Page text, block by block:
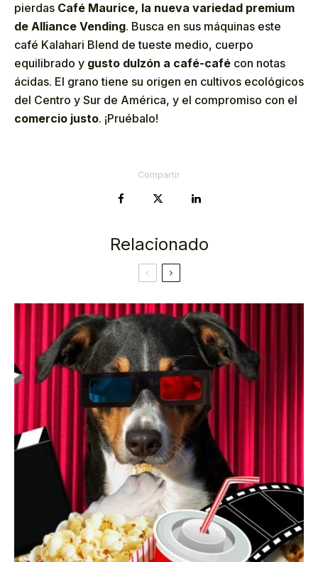
pierdas Café Maurice, la nueva variedad premium
de Alliance Vending. Busca en sus máquinas este
café Kalahari Blend de tueste medio, cuerpo
equilibrado y gusto dulzón a café-café con notas
ácidas. El grano tiene su origen en cultivos ecológicos
del Centro y Sur de América, y el compromiso con el
comercio justo. ¡Pruébalo!
Compartir
Relacionado